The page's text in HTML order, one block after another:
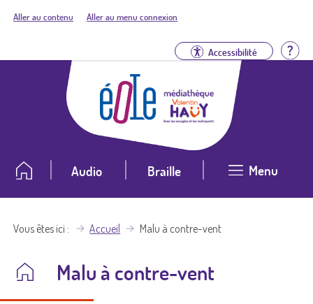
Aller au contenu Aller au menu connexion
Accessibilité
Audio Braille Menu
Vous êtes ici Accueil Malu à contre-vent
Malu à contre-vent